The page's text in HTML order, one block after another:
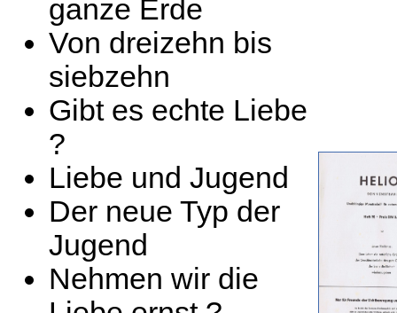
ganze Erde
Von dreizehn bis
siebzehn
Gibt es echte Liebe
?
Liebe und Jugend
Der neue Typ der
Jugend
Nehmen wir die